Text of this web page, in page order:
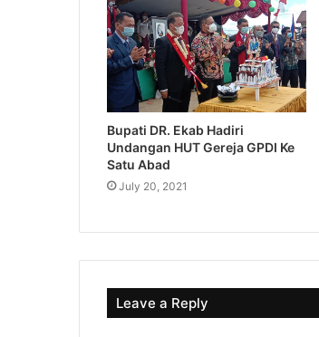
Bupati DR. Ekab Hadiri
Undangan HUT Gereja GPDI Ke
Satu Abad
July 20, 2021
Leave a Reply